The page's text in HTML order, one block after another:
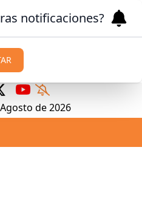
Agosto de 2026
notificaciones?